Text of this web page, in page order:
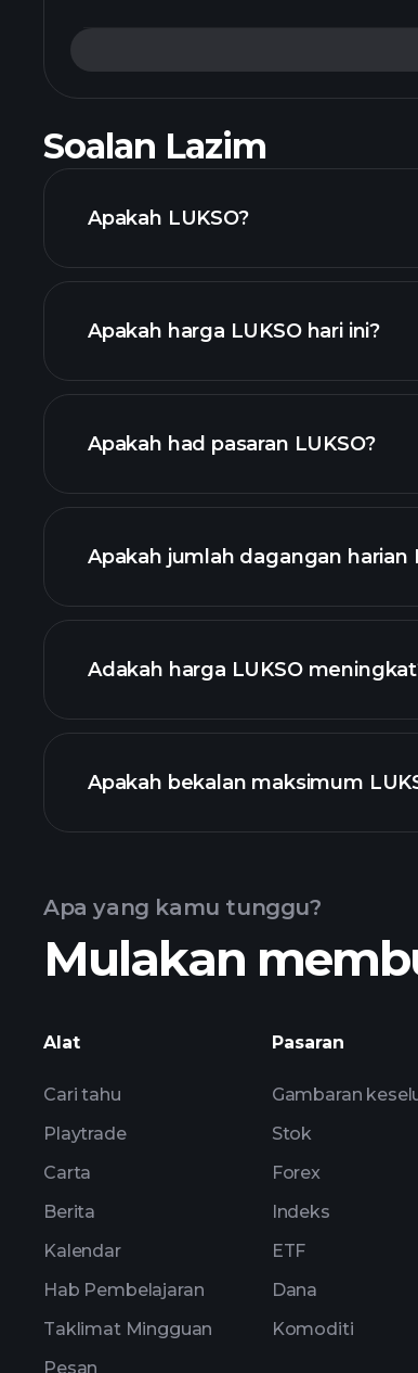
Soalan Lazim
Apakah LUKSO?
Apakah harga LUKSO hari ini?
lanjutan
Apakah had pasaran LUKSO?
Apakah jumlah dagangan harian
Adakah harga LUKSO
LUKSO
Apakah bekalan maksimum
Apa yang kamu tunggu?
Mulakan
Alat
Cari tahu
Playtrade
Carta
Berita
Kalendar
Hab Pembelajaran
Taklimat Mingguan
Pesan
Pasaran
Gambaran
Stok
Forex
Indeks
ETF
Dana
Komoditi